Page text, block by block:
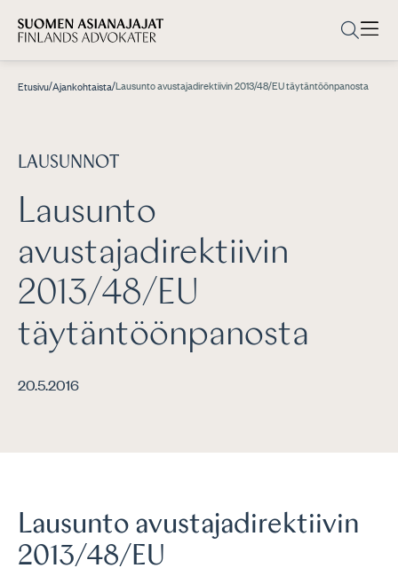
Etusivu/Ajankohtaista/Lausunto avustajadirektiivin 2013/48/EU täytäntöönpanosta
LAUSUNNOT
Lausunto
avustajadirektiivin
2013/48/EU
täytäntöönpanosta
20.5.2016
Lausunto avustajadirektiivin
2013/48/EU